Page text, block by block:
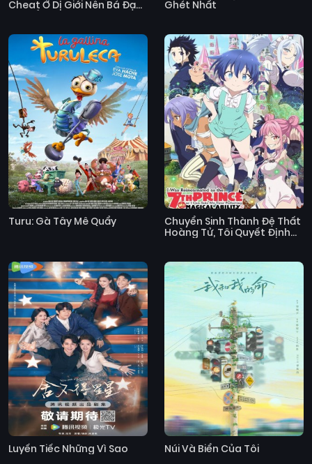
Cheat Ở Dị Giới Nên Bá Đạo
Ghét Nhất
Turu: Gà Tây Mê Quẩy
Chuyển Sinh Thành Đệ Thất
Hoàng Tử, Tôi Quyết Định
Luyến Tiếc Những Vì Sao Núi Và Biển Của Tôi